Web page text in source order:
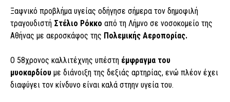
Ξαφνικό προβλήμα υγείας οδήγησε σήμερα τον δημοφιλή
τραγουδιστή Στέλιο Ρόκκο από τη Λήμνο σε νοσοκομείο της
Αθήνας με αεροσκάφος της Πολεμικής Αεροπορίας.
Ο 58χρονος καλλιτέχνης υπέστη έμφραγμα του
μυοκαρδίου με διάνοιξη της δεξιάς αρτηρίας, ενώ πλέον έχει
διαφύγει τον κίνδυνο είναι καλά στηην υγεία του.